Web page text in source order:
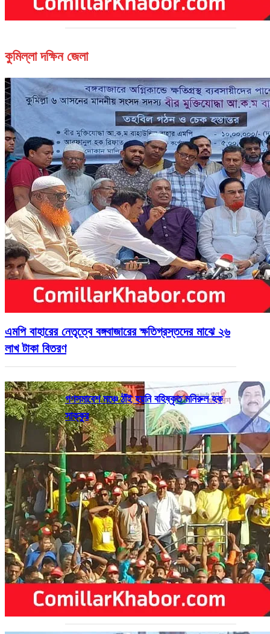
কুমিল্লা দক্ষিন জেলা
এমপি বাহারের নেতৃত্বে বঙ্গবাজারের ক্ষতিগ্রস্তদের মাঝে ২৬
লাখ টাকা বিতরণ
গণসমাবেশ মঞ্চে ঠাঁই হয়নি বহিষ্কৃত মনিরুল হক
সাক্কুর